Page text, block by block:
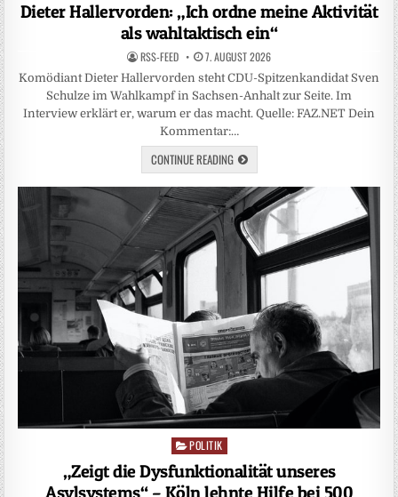
Dieter Hallervorden: „Ich ordne meine Aktivität
als wahltaktisch ein“
RSS-FEED 7. AUGUST 2026
Komödiant Dieter Hallervorden steht CDU-Spitzenkandidat Sven
Schulze im Wahlkampf in Sachsen-Anhalt zur Seite. Im
Interview erklärt er, warum er das macht. Quelle: FAZ.NET Dein
Kommentar:…
CONTINUE READING
Posted
in
POLITIK
„Zeigt die Dysfunktionalität unseres
Asylsystems“ – Köln lehnte Hilfe bei 500